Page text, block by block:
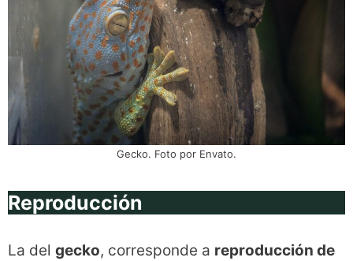
Gecko. Foto por Envato.
Reproducción
La del gecko, corresponde a reproducción de